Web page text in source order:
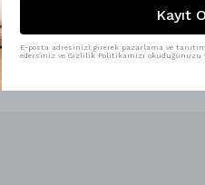
Kayıt
E-posta adresinizi girerek pazarlama ve
edersiniz ve Gizlilik Politikamızı okuduğunuzu